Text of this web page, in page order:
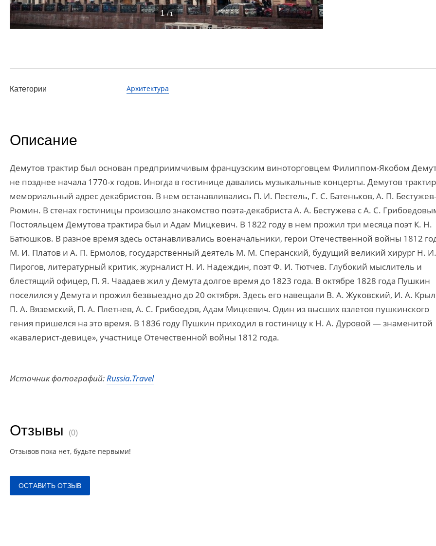
1 / 1
Категории Архитектура
Описание
Демутов трактир был основан предприимчивым французским виноторговцем Филиппом-Якобом
не позднее начала 1770-х годов. Иногда в гостинице давались музыкальные концерты. Демутов
мемориальный адрес декабристов. В нем останавливались П. И. Пестель, Г. С. Батеньков, А. П. Бестужев-
Рюмин. В стенах гостиницы произошло знакомство поэта-декабриста А. А. Бестужева с А. С.
Постояльцем Демутова трактира был и Адам Мицкевич. В 1822 году в нем прожил три месяца поэт К. Н.
Батюшков. В разное время здесь останавливались военачальники, герои Отечественной войны 1812
М. И. Платов и А. П. Ермолов, государственный деятель М. М. Сперанский, будущий великий хирург Н. И.
Пирогов, литературный критик, журналист Н. И. Надеждин, поэт Ф. И. Тютчев. Глубокий мыслитель и
блестящий офицер, П. Я. Чаадаев жил у Демута долгое время до 1823 года. В октябре 1828 года Пушкин
поселился у Демута и прожил безвыездно до 20 октября. Здесь его навещали В. А. Жуковский, И. А.
П. А. Вяземский, П. А. Плетнев, А. С. Грибоедов, Адам Мицкевич. Один из высших взлетов пушкинского
гения пришелся на это время. В 1836 году Пушкин приходил в гостиницу к Н. А. Дуровой — знаменитой
«кавалерист-девице», участнице Отечественной войны 1812 года.
Источник фотографий:Russia.Travel
Отзывы (0)
Отзывов пока нет, будьте первыми!
ОСТАВИТЬ ОТЗЫВ